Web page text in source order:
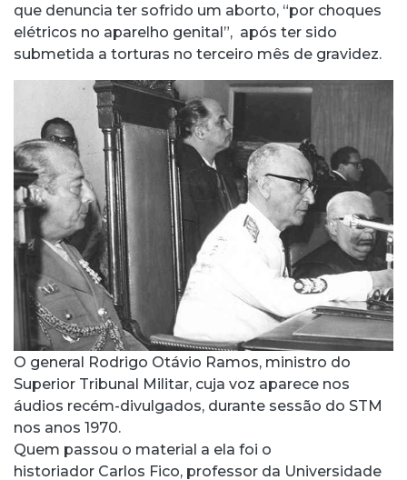
que denuncia ter sofrido um aborto, “por choques
elétricos no aparelho genital”, após ter sido
submetida a torturas no terceiro mês de gravidez.
O general Rodrigo Otávio Ramos, ministro do
Superior Tribunal Militar, cuja voz aparece nos
áudios recém-divulgados, durante sessão do STM
nos anos 1970.
Quem passou o material a ela foi o
historiador Carlos Fico, professor da Universidade